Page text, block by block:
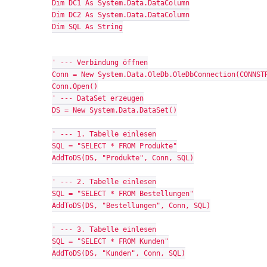
Dim DC1 As System.Data.DataColumn
Dim DC2 As System.Data.DataColumn
Dim SQL As String
' --- Verbindung öffnen
Conn = New
Conn.Open()
' --- DataSet erzeugen
DS = New System.Data.DataSet()
' --- 1. Tabelle einlesen
SQL = "SELECT * FROM Produkte"
AddToDS(DS, "Produkte", Conn, SQL)
' --- 2. Tabelle einlesen
SQL = "SELECT * FROM Bestellungen"
AddToDS(DS, "Bestellungen", Conn, SQL)
' --- 3. Tabelle einlesen
SQL = "SELECT * FROM Kunden"
AddToDS(DS, "Kunden", Conn, SQL)